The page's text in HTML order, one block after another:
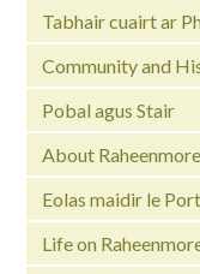
Tabhair cuairt ar
Community and
Pobal agus Stair
About
Eolas maidir le
Life on